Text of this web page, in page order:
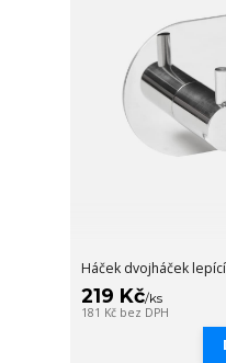
Háček dvojháček
219 Kč/ks
181 Kč bez DPH